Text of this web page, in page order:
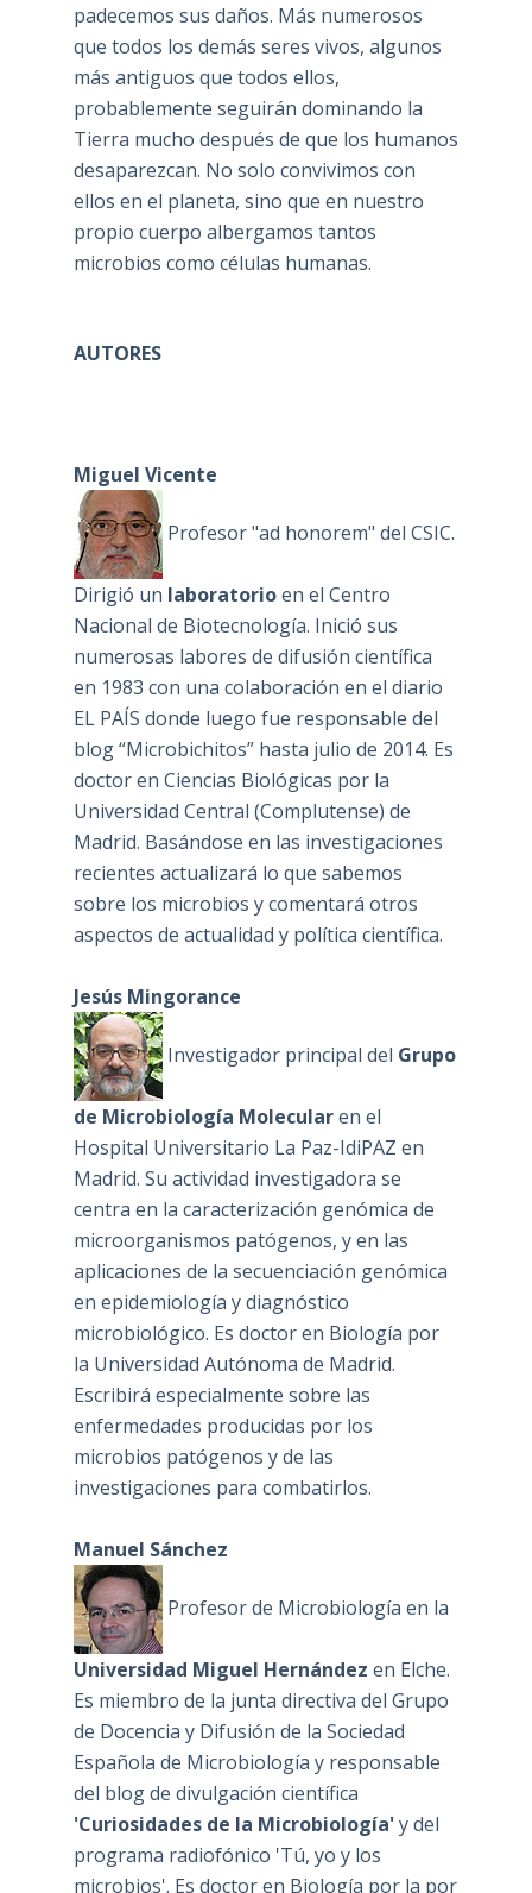
padecemos sus daños. Más numerosos
que todos los demás seres vivos, algunos
más antiguos que todos ellos,
probablemente seguirán dominando la
Tierra mucho después de que los humanos
desaparezcan. No solo convivimos con
ellos en el planeta, sino que en nuestro
propio cuerpo albergamos tantos
microbios como células humanas.
AUTORES
Miguel Vicente
Profesor "ad honorem" del CSIC.
Dirigió un laboratorioen el Centro
Nacional de Biotecnología. Inició sus
numerosas labores de difusión científica
en 1983 con una colaboración en el diario
EL PAÍS donde luego fue responsable del
blog “Microbichitos” hasta julio de 2014. Es
doctor en Ciencias Biológicas por la
Universidad Central (Complutense) de
Madrid. Basándose en las investigaciones
recientes actualizará lo que sabemos
sobre los microbios y comentará otros
aspectos de actualidad y política científica.
Jesús Mingorance
Investigador principal del Grupo
de Microbiología Molecularen el
Hospital Universitario La Paz-IdiPAZ en
Madrid. Su actividad investigadora se
centra en la caracterización genómica de
microorganismos patógenos, y en las
aplicaciones de la secuenciación genómica
en epidemiología y diagnóstico
microbiológico. Es doctor en Biología por
la Universidad Autónoma de Madrid.
Escribirá especialmente sobre las
enfermedades producidas por los
microbios patógenos y de las
investigaciones para combatirlos.
Manuel Sánchez
Profesor de Microbiología en la
Universidad Miguel Hernández en Elche.
Es miembro de la junta directiva del Grupo
de Docencia y Difusión de la Sociedad
Española de Microbiología y responsable
del blog de divulgación científica
'Curiosidades de la Microbiología'y del
programa radiofónico 'Tú, yo y los
microbios'. Es doctor en Biología por la por